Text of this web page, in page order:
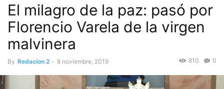
El milagro de la paz: pasó por
Florencio Varela de la virgen
malvinera
By Redacion 2 - 8 noviembre, 2019 0
810